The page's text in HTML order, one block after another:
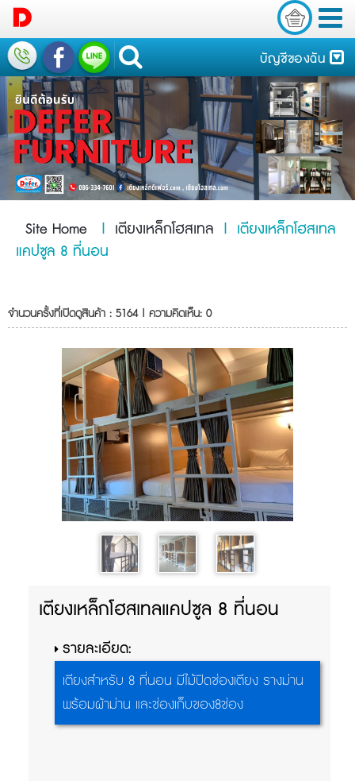
บัญชีของฉัน
Site Home | เตียงเหล็กโฮสเทล | เตียงเหล็กโฮสเทล
แคปซูล 8 ที่นอน
จำนวนครั้งที่เปิดดูสินค้า : 5164 | ความคิดเห็น: 0
เตียงเหล็กโฮสเทลแคปซูล 8 ที่นอน
รายละเอียด:
เตียงสำหรับ 8 ที่นอน มีไม้ปิดช่องเตียง รางม่าน
พร้อมผ้าม่าน และช่องเก็บของ8ช่อง